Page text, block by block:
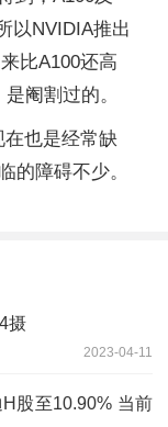
以NVIDIA推出
比A100还高
阉割过的。
在也是经常缺
的障碍不少。
摄
2023-04-11
股至10.90% 当前